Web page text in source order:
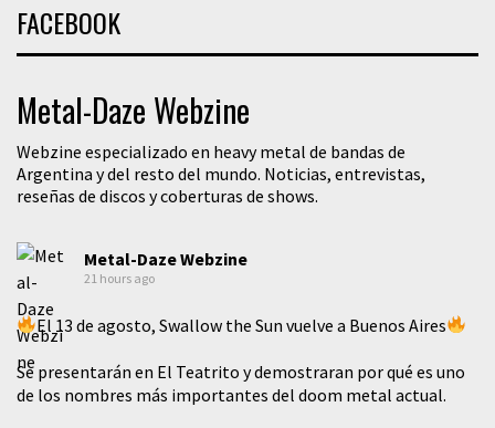
FACEBOOK
Metal-Daze Webzine
Webzine especializado en heavy metal de bandas de
Argentina y del resto del mundo. Noticias, entrevistas,
reseñas de discos y coberturas de shows.
Metal-Daze Webzine
21 hours ago
El 13 de agosto, Swallow the Sun vuelve a Buenos Aires
Se presentarán en El Teatrito y demostraran por qué es uno
de los nombres más importantes del doom metal actual.